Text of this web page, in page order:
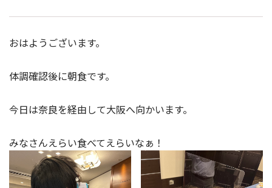
おはようございます。
体調確認後に朝食です。
今日は奈良を経由して大阪へ向かいます。
みなさんえらい食べてえらいなぁ！